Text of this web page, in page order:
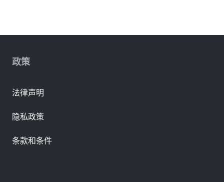
政策
法律声明
隐私政策
条款和条件